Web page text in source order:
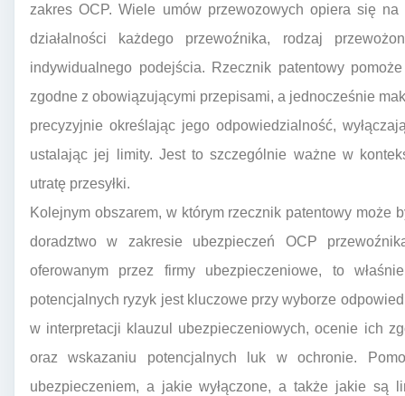
zakres OCP. Wiele umów przewozowych opiera się
działalności każdego przewoźnika, rodzaj
indywidualnego podejścia. Rzecznik patentowy
zgodne z obowiązującymi przepisami, a jednocześnie
precyzyjnie określając jego odpowiedzialność,
ustalając jej limity. Jest to szczególnie ważne w
utratę przesyłki.
Kolejnym obszarem, w którym rzecznik patentowy może
doradztwo w zakresie ubezpieczeń OCP
oferowanym przez firmy ubezpieczeniowe, to
potencjalnych ryzyk jest kluczowe przy wyborze
w interpretacji klauzul ubezpieczeniowych, ocenie ich
oraz wskazaniu potencjalnych luk w ochronie.
ubezpieczeniem, a jakie wyłączone, a także jakie są